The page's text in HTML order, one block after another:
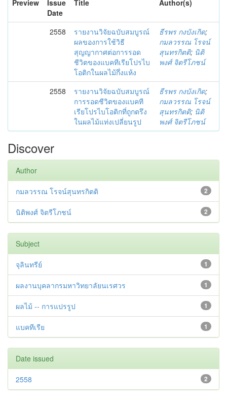
Preview
Issue
Date
Title Author(s)
2558
รายงานวิจัยฉบับสมบูรณ์
ผลของการใช้วิธี
สุญญากาศต่อการรอด
ชีวิตของแบคทีเรียโปรไบ
โอติกในผลไม้กึ่งแห้ง
ธีรพร กงบังเกิด;
กมลวรรณ โรจน์
สุนทรกิตติ; นิติ
พงศ์ จิตรีโภชน์
2558
รายงานวิจัยฉบับสมบูรณ์
การรอดชีวิตของแบคที
เรียโปรไบโอติกที่ถูกตรึง
ในผลไม้แท่งเปลี่ยนรูป
ธีรพร กงบังเกิด;
กมลวรรณ โรจน์
สุนทรกิตติ; นิติ
พงศ์ จิตรีโภชน์
Discover
Author
2
กมลวรรณ โรจน์สุนทรกิตติ
2
นิติพงศ์ จิตรีโภชน์
Subject
1
จุลินทรีย์
1
ผลงานบุคลากรมหาวิทยาลัยนเรศวร
1
ผลไม้ -- การแปรรูป
1
แบคทีเรีย
Date issued
2
2558